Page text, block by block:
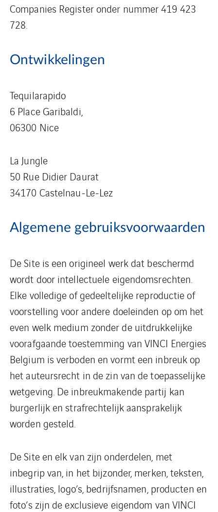
Companies Register onder nummer 419 423
728.
Ontwikkelingen
Tequilarapido
6 Place Garibaldi,
06300 Nice
La Jungle
50 Rue Didier Daurat
34170 Castelnau-Le-Lez
Algemene gebruiksvoorwaarden
De Site is een origineel werk dat beschermd
wordt door intellectuele eigendomsrechten.
Elke volledige of gedeeltelijke reproductie of
voorstelling voor andere doeleinden op om het
even welk medium zonder de uitdrukkelijke
voorafgaande toestemming van VINCI Energies
Belgium is verboden en vormt een inbreuk op
het auteursrecht in de zin van de toepasselijke
wetgeving. De inbreukmakende partij kan
burgerlijk en strafrechtelijk aansprakelijk
worden gesteld.
De Site en elk van zijn onderdelen, met
inbegrip van, in het bijzonder, merken, teksten,
illustraties, logo’s, bedrijfsnamen, producten en
foto’s zijn de exclusieve eigendom van VINCI